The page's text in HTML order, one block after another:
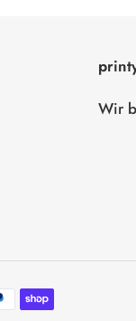
Wir